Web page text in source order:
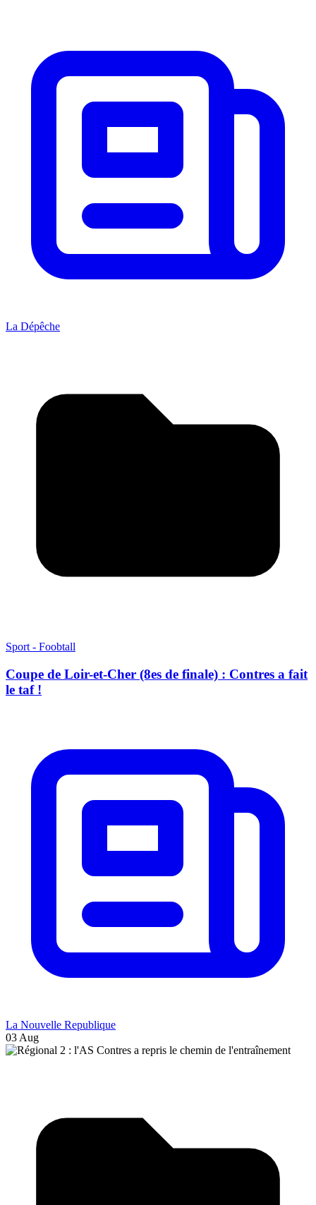
La Dépêche
Sport - Foobtall
Coupe de Loir-et-Cher (8es de finale) : Contres a fait
le taf !
La Nouvelle Republique
03 Aug